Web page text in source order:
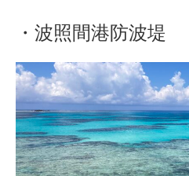
・波照間港防波堤